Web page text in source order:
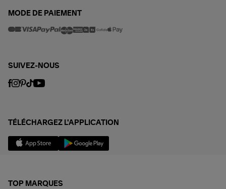
MODE DE PAIEMENT
SUIVEZ-NOUS
TÉLÉCHARGEZ L'APPLICATION
TOP MARQUES